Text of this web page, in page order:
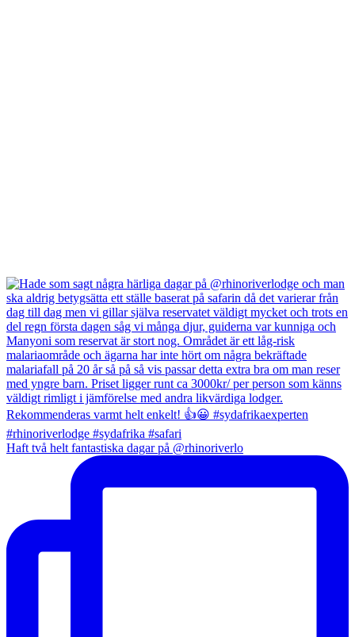
Haft två helt fantastiska dagar på @rhinoriverlo